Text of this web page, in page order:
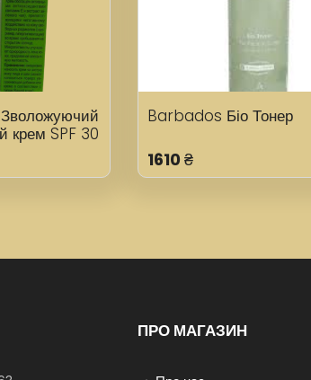
крем SPF 30
Barbados Біо Тонер
1610 ₴
ПРО МАГАЗИН